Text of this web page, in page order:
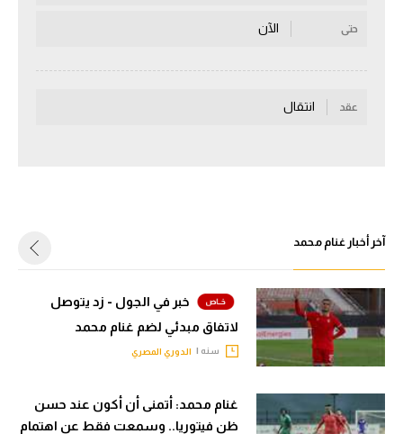
كرة السلة الأمريكية
كرة سلة
كرة يد
كرة طائرة
في المونديال
حتى الآن
عقد انتقال
آخر أخبار غنام محمد
خبر في الجول - زد يتوصل
لاتفاق مبدئي لضم غنام محمد
سنه | الدوري المصري
غنام محمد: أتمنى أن أكون عند حسن
ظن فيتوريا.. وسمعت فقط عن اهتمام